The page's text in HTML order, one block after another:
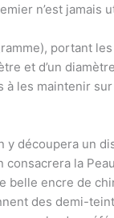
n’est jamais
portant
et d’un
les maintenir sur
y découpera un
consacrera la
belle encre de
des demi-